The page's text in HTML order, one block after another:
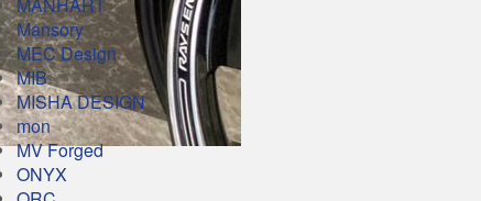
Mansory
MEC Design
MIB
MISHA DESIGN
mon
MV Forged
ONYX